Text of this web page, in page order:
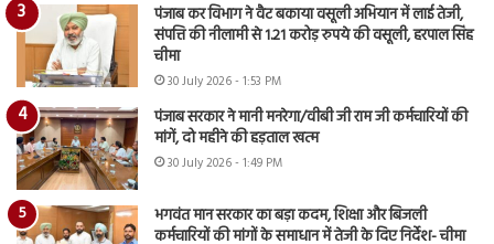
पंजाब कर विभाग ने वैट बकाया वसूली अभियान में लाई तेजी,
संपत्ति की नीलामी से 1.21 करोड़ रुपये की वसूली, हरपाल सिंह
चीमा
30 July 2026 - 1:53 PM
पंजाब सरकार ने मानी मनरेगा/वीबी जी राम जी कर्मचारियों की
मांगें, दो महीने की हड़ताल खत्म
30 July 2026 - 1:49 PM
भगवंत मान सरकार का बड़ा कदम, शिक्षा और बिजली
कर्मचारियों की मांगों के समाधान में तेजी के दिए निर्देश- चीमा